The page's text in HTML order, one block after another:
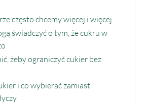
często chcemy więcej i więcej
świadczyć o tym, że cukru w
żeby ograniczyć cukier bez
i co wybierać zamiast